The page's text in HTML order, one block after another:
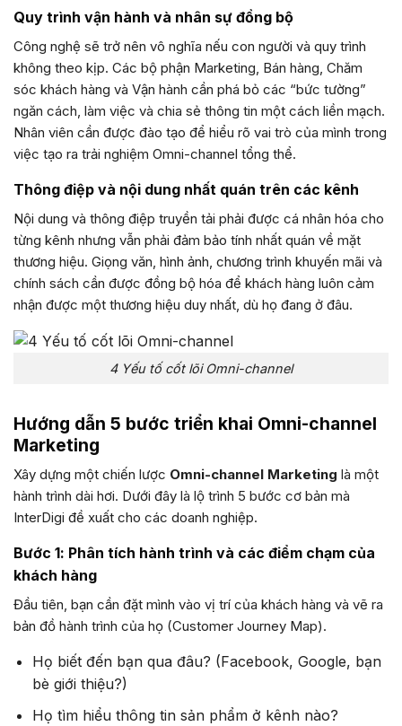
Quy trình vận hành và nhân sự đồng bộ
Công nghệ sẽ trở nên vô nghĩa nếu con người và quy trình
không theo kịp. Các bộ phận Marketing, Bán hàng, Chăm
sóc khách hàng và Vận hành cần phá bỏ các “bức tường”
ngăn cách, làm việc và chia sẻ thông tin một cách liền mạch.
Nhân viên cần được đào tạo để hiểu rõ vai trò của mình trong
việc tạo ra trải nghiệm Omni-channel tổng thể.
Thông điệp và nội dung nhất quán trên các kênh
Nội dung và thông điệp truyền tải phải được cá nhân hóa cho
từng kênh nhưng vẫn phải đảm bảo tính nhất quán về mặt
thương hiệu. Giọng văn, hình ảnh, chương trình khuyến mãi và
chính sách cần được đồng bộ hóa để khách hàng luôn cảm
nhận được một thương hiệu duy nhất, dù họ đang ở đâu.
4 Yếu tố cốt lõi Omni-channel
Hướng dẫn 5 bước triển khai Omni-channel
Marketing
Xây dựng một chiến lược Omni-channel Marketing là một
hành trình dài hơi. Dưới đây là lộ trình 5 bước cơ bản mà
InterDigi đề xuất cho các doanh nghiệp.
Bước 1: Phân tích hành trình và các điểm chạm của
khách hàng
Đầu tiên, bạn cần đặt mình vào vị trí của khách hàng và vẽ ra
bản đồ hành trình của họ (Customer Journey Map).
Họ biết đến bạn qua đâu? (Facebook, Google, bạn
bè giới thiệu?)
Họ tìm hiểu thông tin sản phẩm ở kênh nào?